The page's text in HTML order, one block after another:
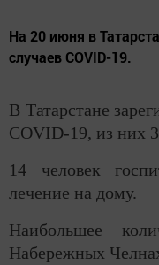
На 20 июня в
случаев COVID-19.
В Татарстане
COVID-19, из них
14 человек
лечение на дому.
Наибольшее
Набережных